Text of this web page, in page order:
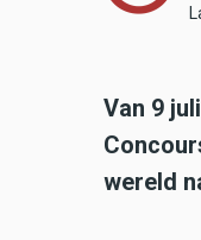
Van 9
wereld